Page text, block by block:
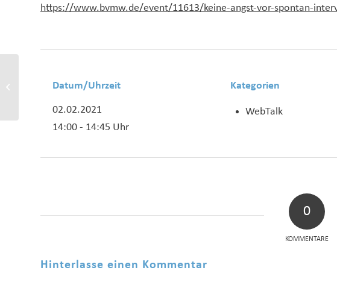
https://www.bvmw.de/event/11613/keine-angst-vor-spontan-
Datum/Uhrzeit
02.02.2021
14:00 - 14:45 Uhr
Kategorien
WebTalk
0
KOMMENTARE
Hinterlasse einen Kommentar
nach Corona: Trends &